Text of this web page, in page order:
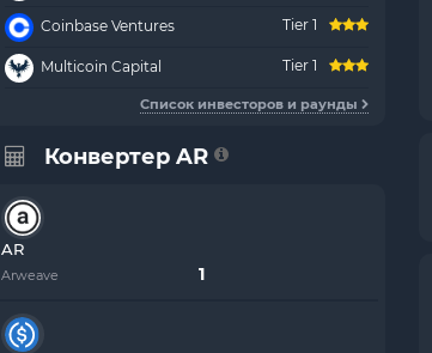
Coinbase Ventures Tier 1
Multicoin Capital Tier 1
Список инвесторов и раунды
Конвертер AR
AR
Arweave